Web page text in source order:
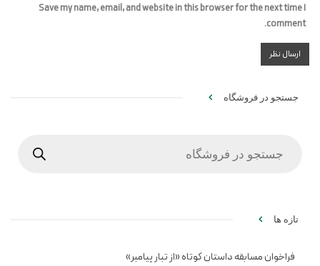
Save my name, email, and website in this browser for the next time I
comment.
جستجو در فروشگاه
تازه ها
فراخوان مسابقه داستان کوتاه «از تبار پیامبر»